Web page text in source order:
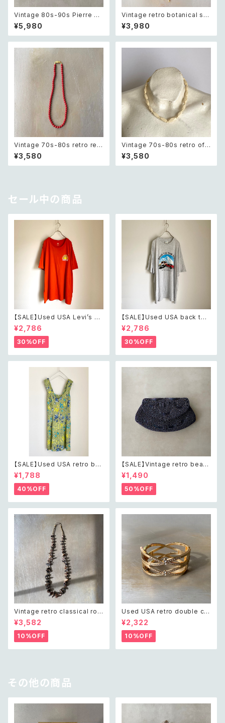
Vintage 80s-90s Pierre ca
rdin crystal bijou bicolor g
eometric necklace レトロ ヴ
ィンテージ アクセサリー ピエー
ー バイカラー ジオメトリック ネ
ックレス
¥5,980
Vintage retro botanical sai
ling ship intaglio loop tie
レトロ ヴィンテージ アクセサリ
ー 帆船 デザイン 裏彫り ループ
¥3,980
Vintage 70s-80s retro red
beads necklace レトロ ヴィ
ンテージ アクセサリー レッド 赤
ビーズ ネックレス
¥3,580
Vintage 70s-80s retro off
white beads necklace レト
ロ ヴィンテージ アクセサリー オ
フホワイト ビーズ ネックレス
¥3,580
セール中の商品
【SALE】Used USA Levi’s su
nrise design orange t shirt
レトロ アメリカ ユーズド 古着
リーバイス サンライズ デザイン
オレンジ Tシャツ XXL
¥2,786
30%OFF
【SALE】Used USA back to t
he 80s car design t shirt レ
トロ アメリカ ユーズド 古着 カ
ーデザイン ライトグレー Tシャ
ツ XXL
¥2,786
30%OFF
【SALE】Used USA retro bot
anical flower salopette sh
ort pants レトロ アメリカ ユー
ズド 古着 ライトグリーン ボタニ
カル フラワー サロペット ショー
トパンツ
¥1,788
40%OFF
【SALE】Vintage retro bead
s embroidery navy blue po
uch レトロ ヴィンテージ ホワイ
ト ビーズ刺繍 ネイビー 紺色 ポ
ーチ
¥1,490
50%OFF
Vintage retro classical rou
gh cut shell beads necklac
e レトロ ヴィンテージ アクセサ
リー クラシカル ラフカット シェ
ル ビーズ ネックレス
¥3,582
10%OFF
Used USA retro double cro
ss crystal bijou bangle レト
ロ アメリカ ユーズド アクセサリ
ー ゴールド ダブル クロス ビジ
ュー バングル
¥2,322
10%OFF
その他の商品